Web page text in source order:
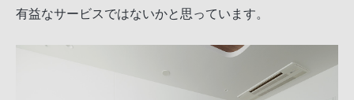
有益なサービスではないかと思っています。